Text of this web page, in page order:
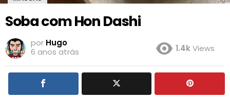
Soba com Hon Dashi
por Hugo
6 anos atrás
1.4kViews